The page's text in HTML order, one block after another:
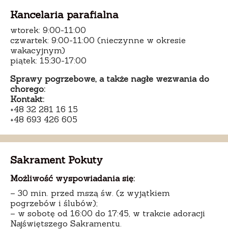
Kancelaria parafialna
wtorek: 9:00-11:00
czwartek: 9:00-11:00 (nieczynne w okresie
wakacyjnym)
piątek: 15:30-17:00
Sprawy pogrzebowe, a także nagłe wezwania do
chorego:
Kontakt:
+48 32 281 16 15
+48 693 426 605
Sakrament Pokuty
Możliwość wyspowiadania się:
– 30 min. przed mszą św. (z wyjątkiem
pogrzebów i ślubów);
– w sobotę od 16:00 do 17:45, w trakcie adoracji
Najświętszego Sakramentu.